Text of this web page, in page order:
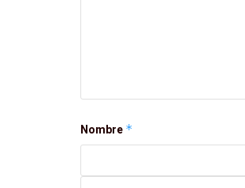
Nombre *